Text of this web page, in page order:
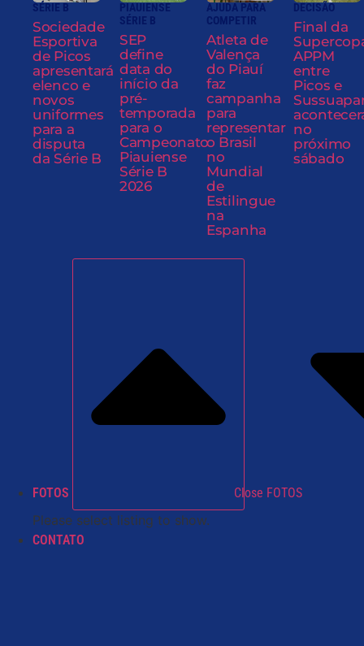
SÉRIE B
Sociedade
Esportiva
de Picos
apresentará
elenco e
novos
uniformes
para a
disputa
da Série B
PIAUIENSE
SÉRIE B
SEP
define
data do
início da
pré-
temporada
para o
Campeonato
Piauiense
Série B
2026
AJUDA PARA
COMPETIR
Atleta de
Valença
do Piauí
faz
campanha
para
representar
o Brasil
no
Mundial
de
Estilingue
na
Espanha
DECISÃO
Final da
APPM
entre
Picos e
no
próximo
sábado
FOTOS Close FOTOS
Please select listing to show.
CONTATO